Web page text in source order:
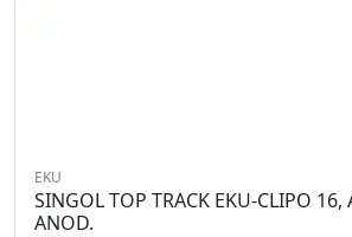
EKU
SINGOL TOP TRACK EKU-CLIPO
ANOD.